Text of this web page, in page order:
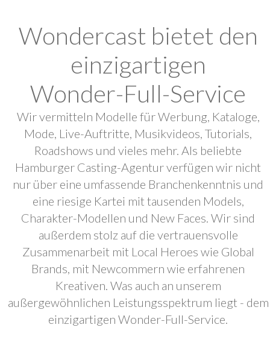
Wondercast bietet den
einzigartigen
Wonder-Full-Service
Wir vermitteln Modelle für Werbung, Kataloge,
Mode, Live-Auftritte, Musikvideos, Tutorials,
Roadshows und vieles mehr. Als beliebte
Hamburger Casting-Agentur verfügen wir nicht
nur über eine umfassende Branchenkenntnis und
eine riesige Kartei mit tausenden Models,
Charakter-Modellen und New Faces. Wir sind
außerdem stolz auf die vertrauensvolle
Zusammenarbeit mit Local Heroes wie Global
Brands, mit Newcommern wie erfahrenen
Kreativen. Was auch an unserem
außergewöhnlichen Leistungsspektrum liegt - dem
einzigartigen Wonder-Full-Service.